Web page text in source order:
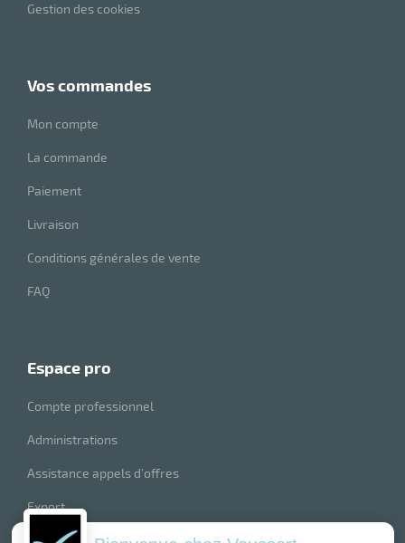
Gestion des cookies
vos commandes
Mon compte
La commande
Paiement
Livraison
Conditions générales de vente
FAQ
espace pro
Compte professionnel
Administrations
Assistance appels d’offres
Export